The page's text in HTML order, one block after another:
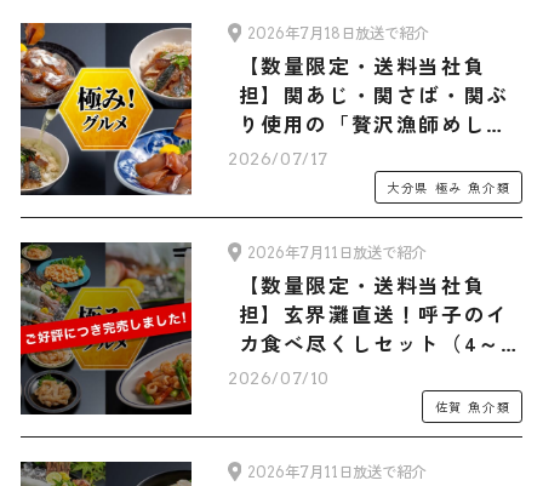
2026年7月18日放送で紹介
【数量限定・送料当社負
担】関あじ・関さば・関ぶ
り使用の「贅沢漁師めし！
大分“りゅうきゅう”３種セ
ット（3人前）」
2026/07/17
大分県 極み 魚介類
2026年7月11日放送で紹介
【数量限定・送料当社負
担】玄界灘直送！呼子のイ
カ食べ尽くしセット（4～6
人前）
2026/07/10
佐賀 魚介類
2026年7月11日放送で紹介